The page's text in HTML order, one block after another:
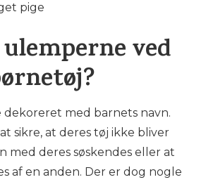
pige
ved
dekoreret med barnets navn.
sikre, at deres tøj ikke bliver
med deres søskendes eller at
af en anden. Der er dog nogle